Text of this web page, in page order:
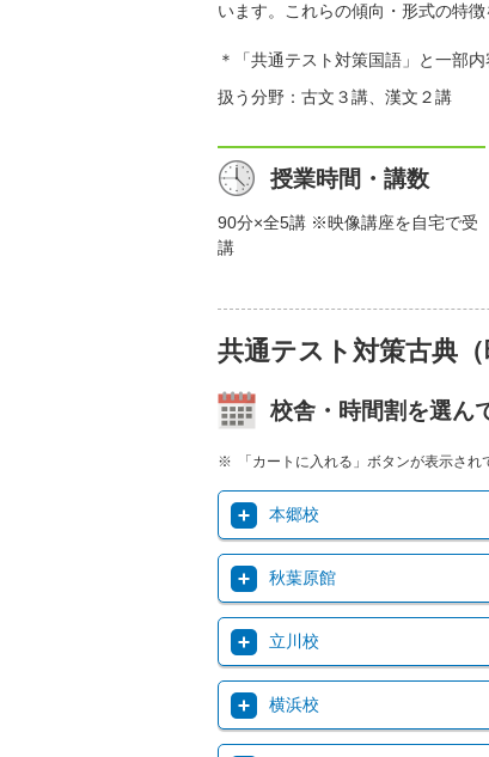
います。これらの傾向・形式の特
＊「共通テスト対策国語」と一部内
扱う分野：古文３講、漢文２講
授業時間・講数
90分×全5講 ※映像講座を自宅で受
講
共通テスト対策古典（
校舎・時間割を選ん
「カートに入れる」ボタンが表示さ
本郷校
秋葉原館
立川校
横浜校